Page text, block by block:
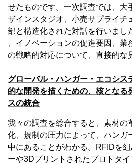
せたものです。一次調査では、大
ザインスタジオ、小売サプライチ
部と構造化された対話を行いまし
、イノベーションの促進要因、
の戦略的対応について、直接的な
グローバル・ハンガー・エコシス
的な開発を描くための、核となる
スの統合
我々の調査を総合すると、素材の
化、規制の圧力によって、ハンガ
中にあることがわかる。RFIDを
ーや3Dプリントされたプロトタ